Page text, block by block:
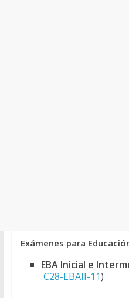
Exámenes para
EBA Inicial e
C28-EBAII-11)